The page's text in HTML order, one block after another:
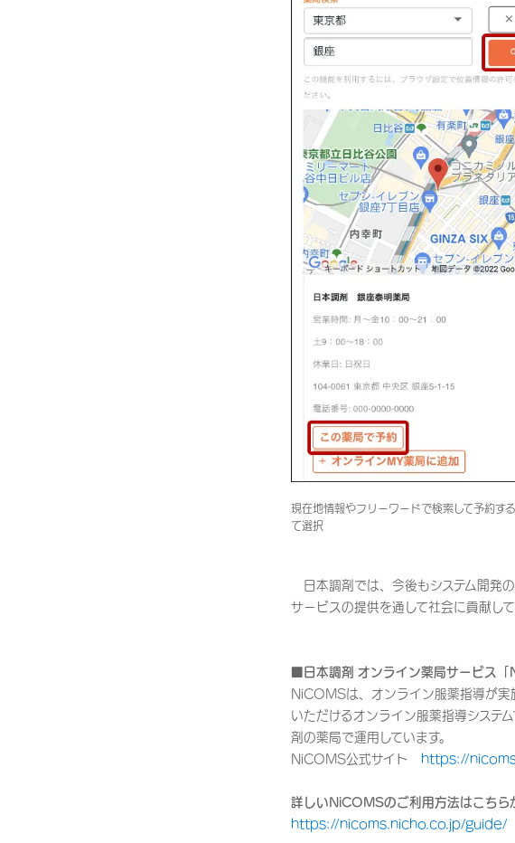
現在地情報やフリーワードで検索して予約す
て選択
日本調剤では、今後もシステム開発
サービスの提供を通して社会に貢献して
■日本調剤 オンライン薬局サービス
NiCOMSは、オンライン服薬指導が
いただけるオンライン服薬指導システ
剤の薬局で運用しています。
NiCOMS公式サイト
https://
詳しいNiCOMSのご利用方法はこちら
https://nicoms.nicho.co.jp/guide/